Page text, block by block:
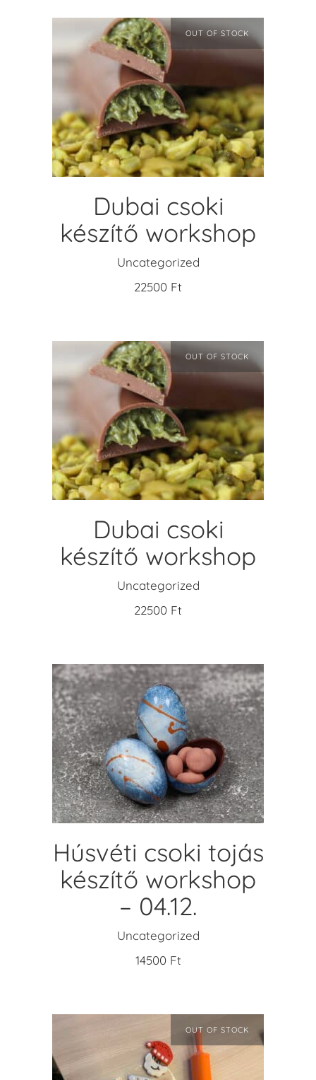
OUT OF STOCK
READ MORE
Dubai csoki
készítő workshop
Uncategorized
22500 Ft
OUT OF STOCK
READ MORE
Dubai csoki
készítő workshop
Uncategorized
22500 Ft
ADD TO CART
Húsvéti csoki tojás
készítő workshop
– 04.12.
Uncategorized
14500 Ft
OUT OF STOCK